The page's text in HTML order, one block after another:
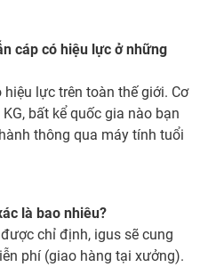
cáp có hiệu lực ở những
lực trên toàn thế giới. Cơ
bất kể quốc gia nào bạn
thông qua máy tính tuổi
là bao nhiêu?
chỉ định, igus sẽ cung
phí (giao hàng tại xưởng).